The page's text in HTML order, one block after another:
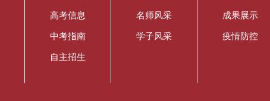
高考信息
中考指南
自主招生
名师风采
学子风采
成果展示
疫情防控